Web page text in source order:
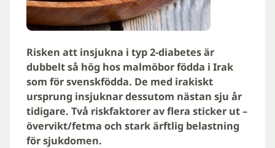
Risken att insjukna i typ 2-diabetes är
dubbelt så hög hos malmöbor födda i Irak
som för svenskfödda. De med irakiskt
ursprung insjuknar dessutom nästan sju år
tidigare. Två riskfaktorer av flera sticker ut –
övervikt/fetma och stark ärftlig belastning
för sjukdomen.